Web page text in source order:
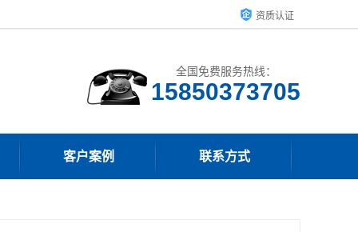
资质认证
全国免费服务热线：
15850373705
客户案例 联系方式